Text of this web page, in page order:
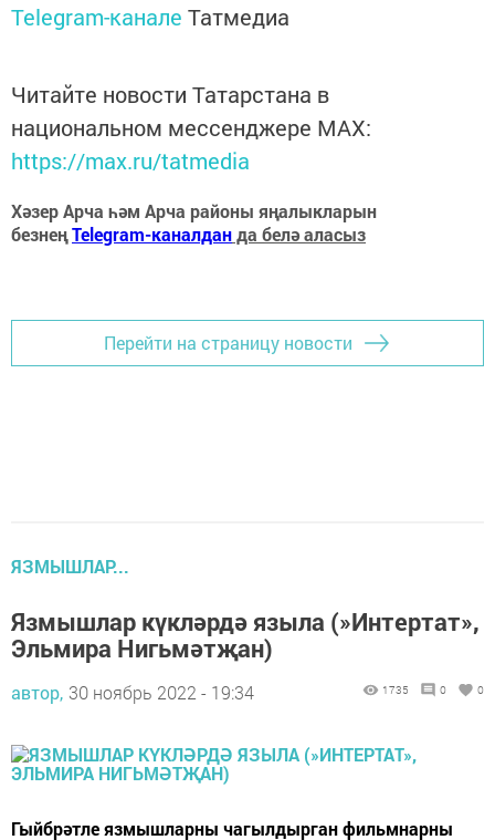
Telegram-канале Татмедиа
Читайте новости Татарстана в
национальном мессенджере MАХ:
https://max.ru/tatmedia
Хәзер Арча һәм Арча районы яңалыкларын
безнеңTelegram-каналданда белә аласыз
Перейти на страницу новости
ЯЗМЫШЛАР...
Язмышлар күкләрдә языла (»Интертат»,
Эльмира Нигьмәтҗан)
автор, 30 ноябрь 2022 - 19:34 1735 0 0
Гыйбрәтле язмышларны чагылдырган фильмнарны